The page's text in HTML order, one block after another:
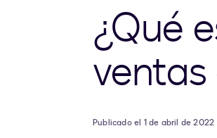
¿Qué
Publicado el 1 de abril de 2022